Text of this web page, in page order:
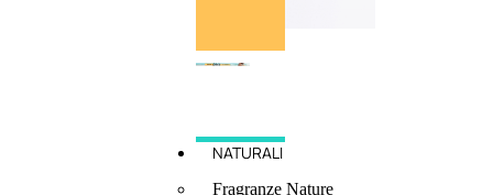
NATURALI
Fragranze Nature